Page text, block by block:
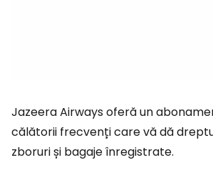
Jazeera Airways oferă un
călătorii frecvenți care vă dă
zboruri și bagaje înregistrate.